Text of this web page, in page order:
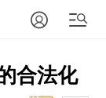
合法化